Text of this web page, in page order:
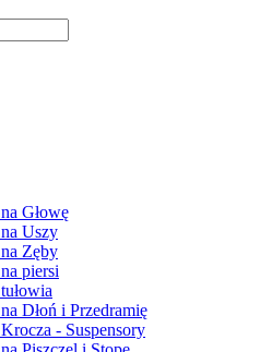
Głowę
Uszy
Zęby
piersi
Dłoń i Przedramię
- Suspensory